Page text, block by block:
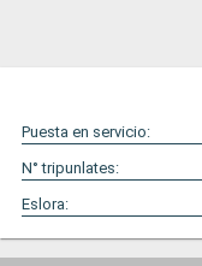
Puesta en servicio:
N° tripunlates:
Eslora: